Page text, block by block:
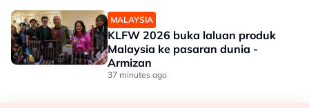
MALAYSIA
KLFW 2026 buka laluan produk
Malaysia ke pasaran dunia -
Armizan
37 minutes ago